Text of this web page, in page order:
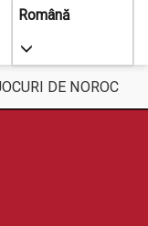
Română
Toggle
DE NOROC